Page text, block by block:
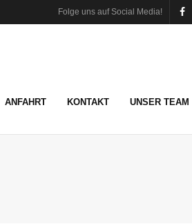
Folge uns auf Social Media!
ANFAHRT KONTAKT UNSER TEAM